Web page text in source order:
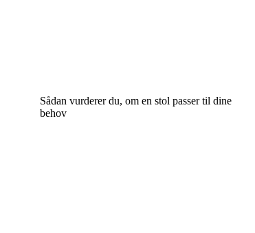
Sådan vurderer du, om en stol passer til dine
behov